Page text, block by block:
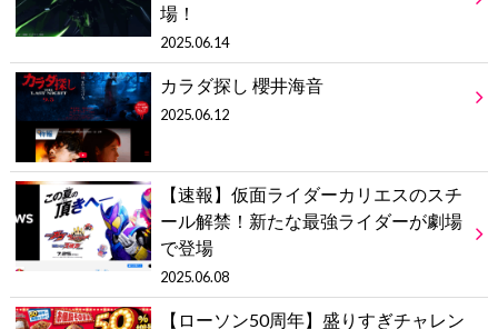
場！
2025.06.14
カラダ探し 櫻井海音
2025.06.12
【速報】仮面ライダーカリエスのスチ
ール解禁！新たな最強ライダーが劇場
で登場
2025.06.08
【ローソン50周年】盛りすぎチャレン